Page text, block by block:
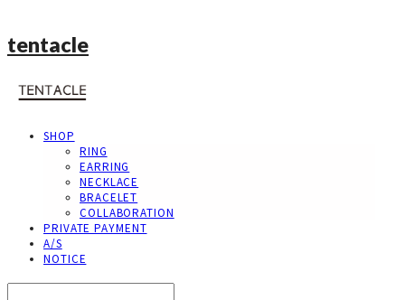
tentacle
SHOP
RING
EARRING
NECKLACE
BRACELET
COLLABORATION
PRIVATE PAYMENT
A/S
NOTICE